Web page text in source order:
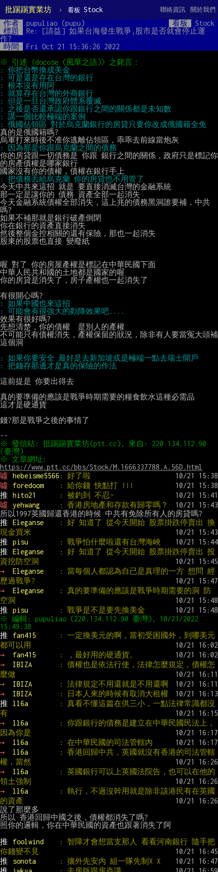
批踢踢實業坊 › 看板 Stock 關於我們
聯絡資訊
作者 pupuliao (pupu) 看板
Stock
標題
Re: [請益] 如果台海發生戰爭,股市是否就會停止運
作?
時間
Fri Oct 21 15:36:26 2022
真的是俄國籍嗎?
你的房貸跟一切債務是 你跟 銀行之間的關係，政府只是標記你
的房產債權是哪家銀行
今天中共來這招 就是 要直接消滅台灣的金融系統
那一定是讓你的 債務 資產全部一起消失
今天金融系統債權全部消失，這上兆的債務黑洞誰要補，中共
嗎?
如果不補那就是銀行破產倒閉
你在銀行的資產直接消失
然後整個金控相關的還有保險，那也一起消失
股東的股票也直接 變廢紙
喔 對了 你的房屋產權是標記在中華民國下面
中華人民共和國的土地都是國家的喔
你的房貸是消失了，房子產權也一起消失了
效果有很好嗎?
先想清楚，你的債權  是別人的產權
不可能只有債權消失，產權保留的狀況，除非有人要當冤大頭補
這個洞
這前提是 你要出得去
真的要準備的應該是戰爭時期需要的糧食飲水這種必需品
這才是硬通貨
錢?那是戰爭之後的事情了
※ 發信站: 批踢踢實業坊(ptt.cc), 來自: 220.134.112.90
https://www.ptt.cc/bbs/Stock/M.1666337788.A.56D.html
噓
hebeisme5566 : 好了啦
噓
foredoom
: 給你錢 快點打 !!!
推
hito21
: 被釣到 不忍~
噓
yehwang
: 香港房地產和存款有歸零嗎？
推
Eleganse
: 好 知道了 從今天開始 股票掛跌停賣出 換
現金買米
推
pisu
: 戰爭怕什麼啦還有台灣海峽
推
Eleganse
: 好 知道了 從今天開始 股票掛跌停賣出 投
資挖防空洞
→
Eleganse
: 當每個人都認為自已是真理的一方 想問 經
歷過戰爭?
→
Eleganse
: 真的要準備的應該是戰爭時期需要的洞 防
空洞
推
pisu
: 戰爭是不是要先換美金
※ 編輯: pupuliao (220.134.112.90 臺灣), 10/21/2022
推
fan415
: 一定換美元的啊，當初受困國外，到哪美元
都可以用
→
fan415
: ，最好用的硬通貨。
→
IBIZA
: 債權也是依法行使，法律怎麼規定，債權怎
麼做
→
IBIZA
: 法律規定不用還就是不用還啊
→
IBIZA
: 日本人來的時候有取消大租權
推
ll6a
: 真看不懂這篇在供三小，一點法律常識都沒
有
→
ll6a
: 你跟銀行的債務是建立在中華民國民法上，
因為你是
→
ll6a
: 在中華民國的司法管轄內
→
ll6a
: 香港回歸中共，英國就沒有香港的司法管轄
權，當然
→
ll6a
: 英國銀行可以上英國法院告，也可以在他的
領土強制
→
ll6a
: 執行，不過沒幹用就是除非該港民有在英國
的資產
說了那麼多
所以 香港回歸中國之後，債權都消失了嗎?
照你的邏輯，你在中華民國的資產也跟著消失了阿
推
foolwind
: 智障才會想當支那人 看看河南銀行 隨手把
你錢變不見
推
sonota
: 攘外先安內 組一隊先制X X